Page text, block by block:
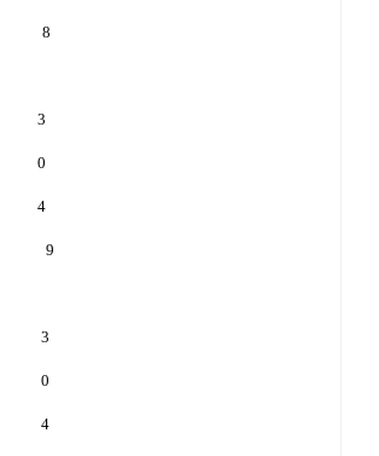
8
3
0
4
9
3
0
4